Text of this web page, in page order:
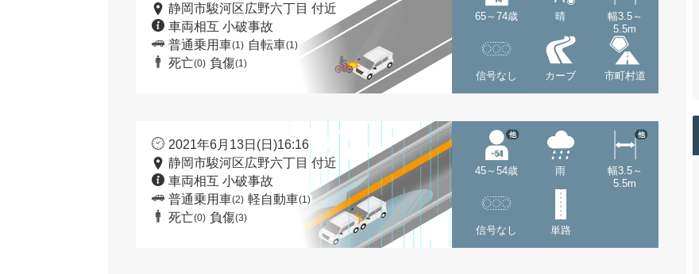
静岡市駿河区広野六丁目 付近
車両相互 小破事故
普通乗用車(1) 自転車(1)
死亡(0) 負傷(1)
65～74歳 晴
幅3.5～
5.5m
信号なし カーブ 市町村道
2021年6月13日(日)16:16
静岡市駿河区広野六丁目 付近
車両相互 小破事故
普通乗用車(2) 軽自動車(1)
死亡(0) 負傷(3)
45～54歳
他
雨
幅3.5～
5.5m
他
信号なし 単路